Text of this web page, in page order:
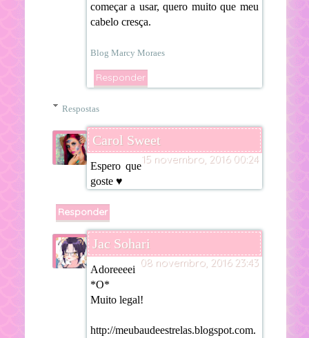
começar a usar, quero muito que meu
cabelo cresça.
Blog Marcy Moraes
Responder
Respostas
Carol Sweet
15 novembro, 2016 00:24
Espero que
goste ♥
Responder
Jac Sohari
08 novembro, 2016 23:43
Adoreeeei
*O*
Muito legal!
http://meubaudeestrelas.blogspot.com.